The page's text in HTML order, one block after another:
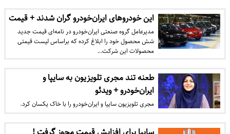
این خودروهای ایران‌خودرو گران شدند + قیمت
مدیرعامل گروه صنعتی ایران‌خودرو در نامه‌ای قیمت جدید
شش محصول خود را ابلاغ کرده که براساس لیست قیمتی
محصولات این شرکت…
طعنه تند مجری تلویزیون به سایپا و
ایران‌خودرو + ویدئو
مجری تلویزیون سایپا و ایران‌خودرو را با خاک یکسان کرد.